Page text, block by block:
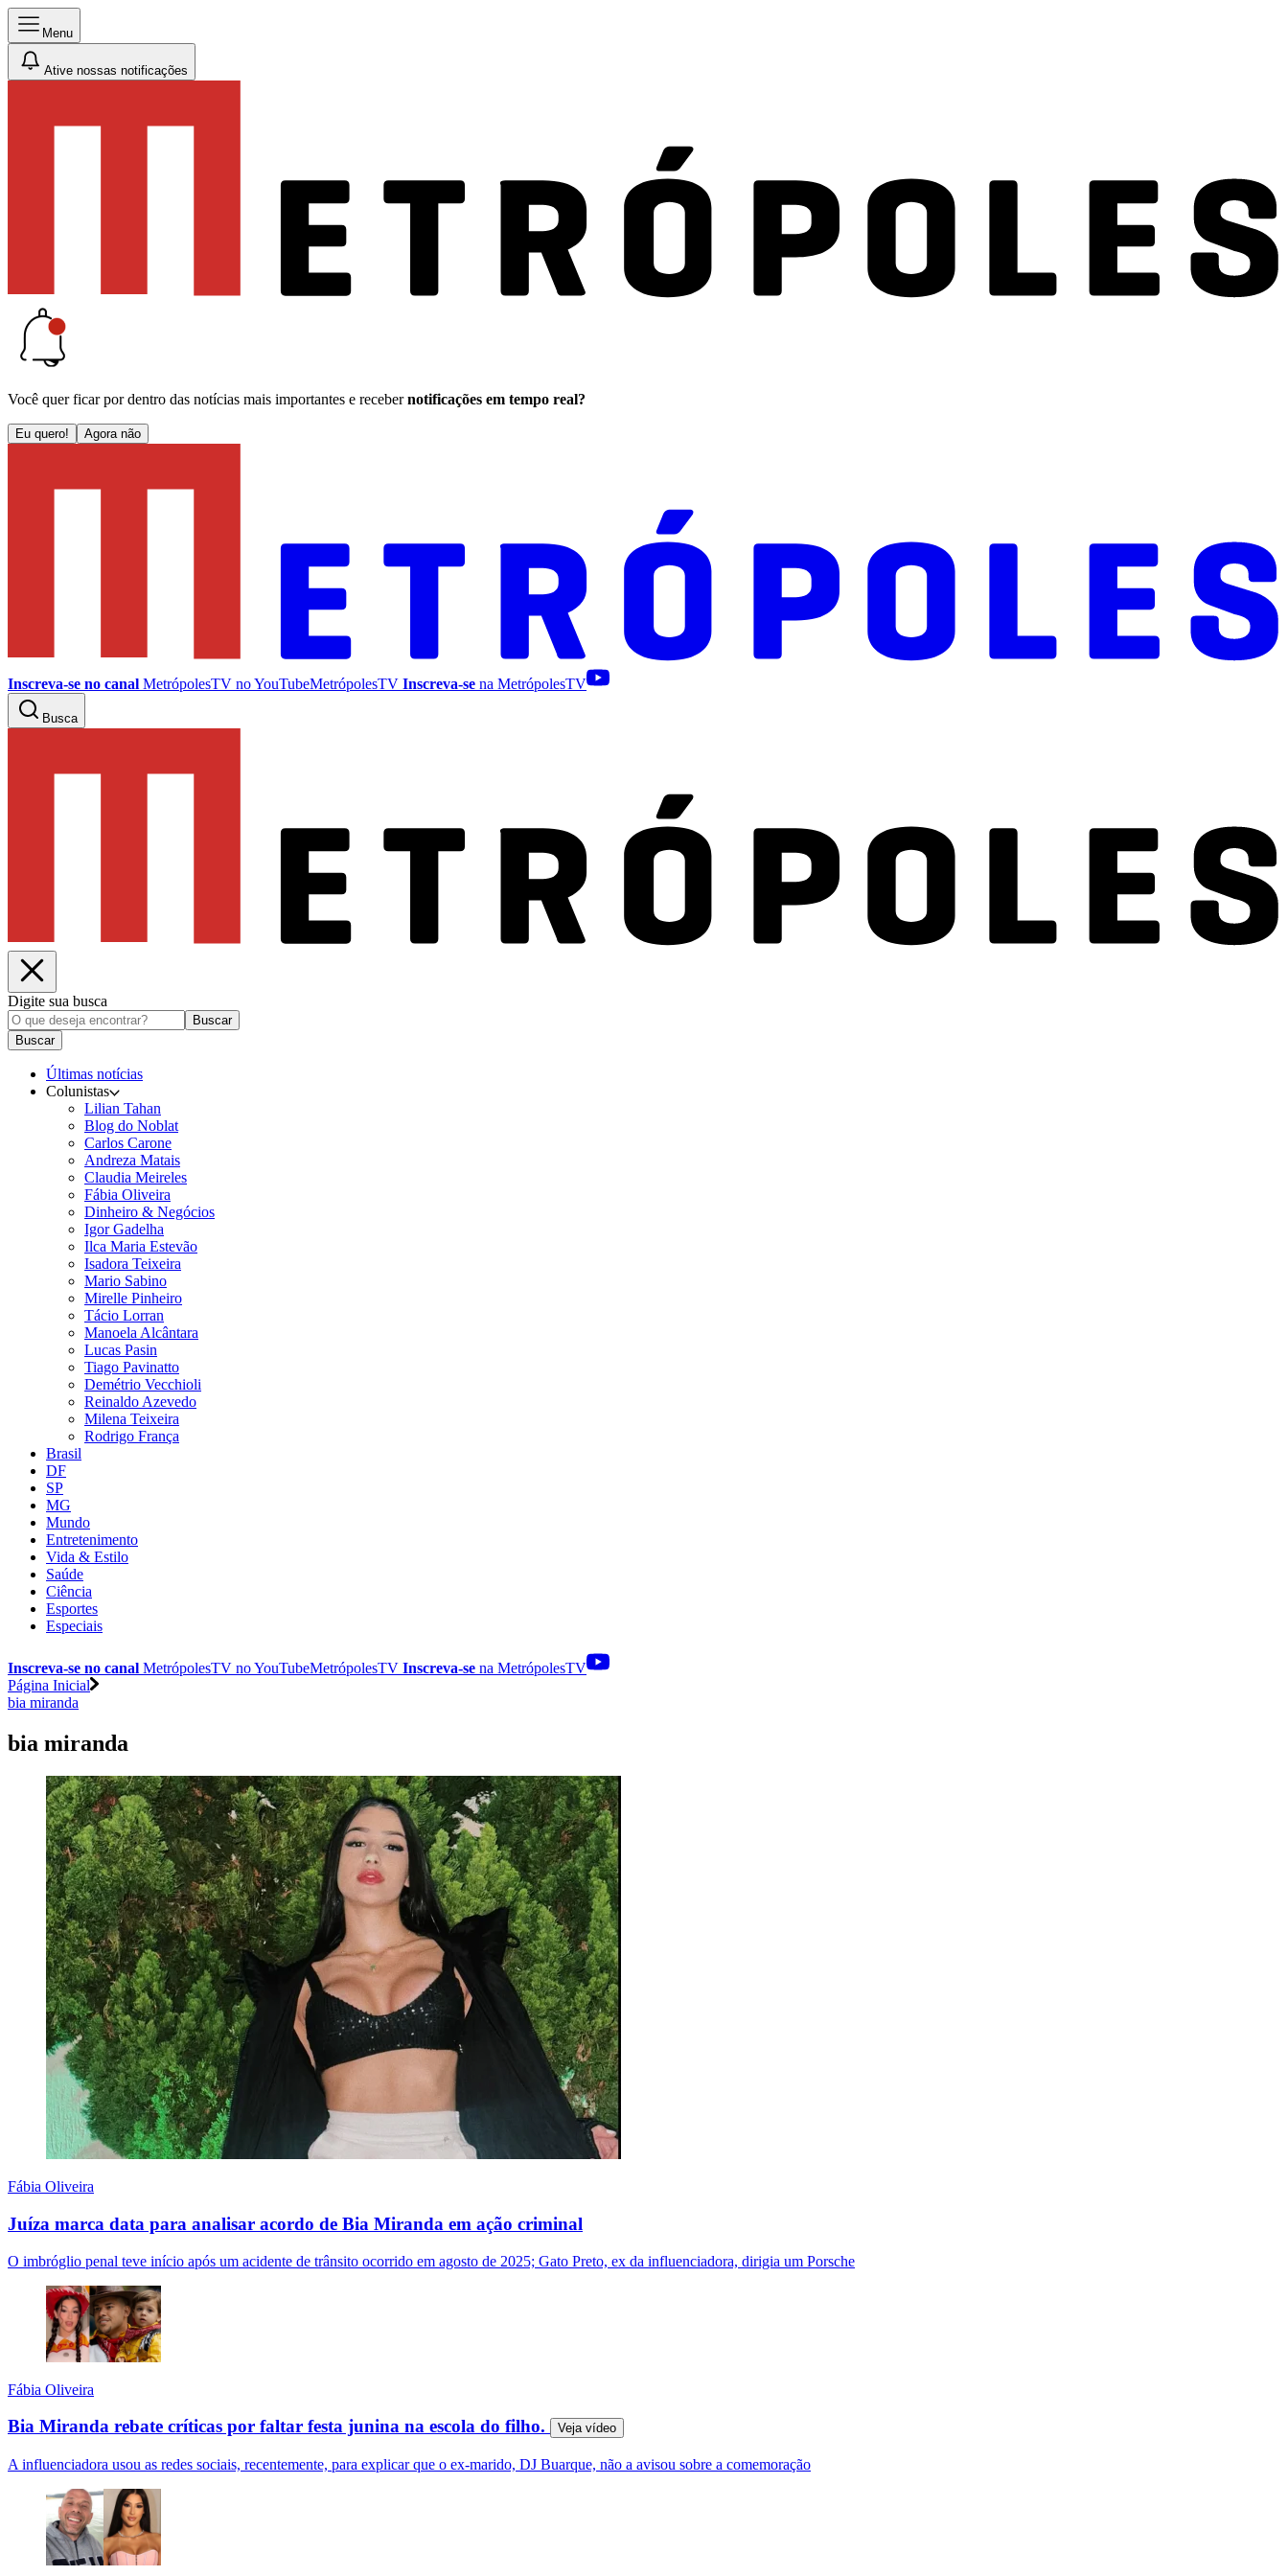
Menu
Ative nossas notificações
Você quer ficar por dentro das notícias mais importantes e receber notificações em tempo real?
Eu quero! Agora não
Inscreva-se no canal MetrópolesTV noYouTubeMetrópolesTV Inscreva-se na MetrópolesTV
Busca
Digite sua busca
Buscar
Buscar
Últimas notícias
Colunistas
Lilian Tahan
Blog do Noblat
Carlos Carone
Andreza Matais
Claudia Meireles
Fábia Oliveira
Dinheiro & Negócios
Igor Gadelha
Ilca Maria Estevão
Isadora Teixeira
Mario Sabino
Mirelle Pinheiro
Tácio Lorran
Manoela Alcântara
Lucas Pasin
Tiago Pavinatto
Demétrio Vecchioli
Reinaldo Azevedo
Milena Teixeira
Rodrigo França
Brasil
DF
SP
MG
Mundo
Entretenimento
Vida & Estilo
Saúde
Ciência
Esportes
Especiais
Inscreva-se no canal MetrópolesTV noYouTubeMetrópolesTV Inscreva-se na MetrópolesTV
Página Inicial
bia miranda
bia miranda
Fábia Oliveira
Juíza marca data para analisar acordo de Bia Miranda em ação criminal
O imbróglio penal teve início após um acidente de trânsito ocorrido em agosto de 2025; Gato Preto, ex da influenciadora, dirigia um Porsche
Fábia Oliveira
Bia Miranda rebate críticas por faltar festa junina na escola do filho. Veja vídeo
A influenciadora usou as redes sociais, recentemente, para explicar que o ex-marido, DJ Buarque, não a avisou sobre a comemoração